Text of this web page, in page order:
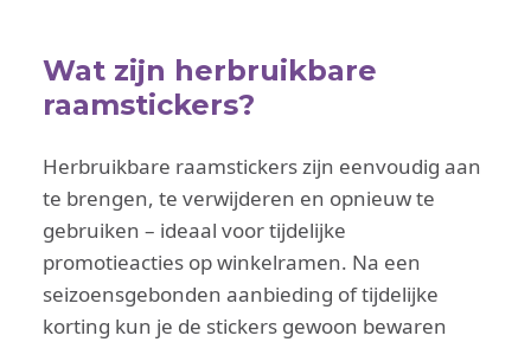
Wat zijn herbruikbare
raamstickers?
Herbruikbare raamstickers zijn eenvoudig aan
te brengen, te verwijderen en opnieuw te
gebruiken – ideaal voor tijdelijke
promotieacties op winkelramen. Na een
seizoensgebonden aanbieding of tijdelijke
korting kun je de stickers gewoon bewaren